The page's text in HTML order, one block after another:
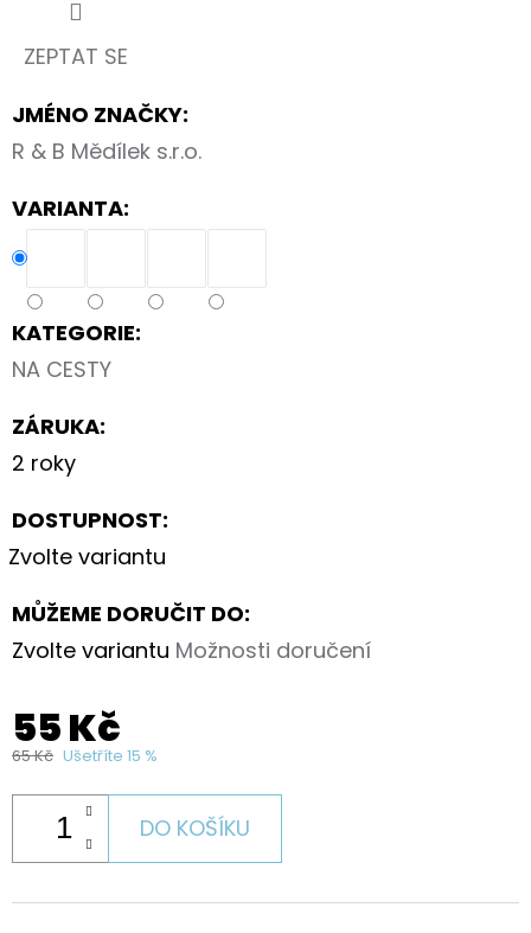
ZEPTAT SE
JMÉNO ZNAČKY:
R & B Mědílek s.r.o.
VARIANTA:
KATEGORIE:
NA CESTY
ZÁRUKA:
2 roky
DOSTUPNOST:
Zvolte variantu
MŮŽEME DORUČIT DO:
Zvolte variantu Možnosti doručení
55 Kč
65 Kč Ušetříte 15 %
DO KOŠÍKU